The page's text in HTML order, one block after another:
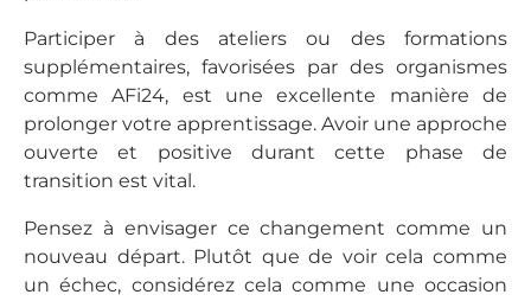
Participer à des ateliers ou des formations
supplémentaires, favorisées par des organismes
comme AFi24, est une excellente manière de
prolonger votre apprentissage. Avoir une approche
ouverte et positive durant cette phase de
transition est vital.
Pensez à envisager ce changement comme un
nouveau départ. Plutôt que de voir cela comme
un échec, considérez cela comme une occasion